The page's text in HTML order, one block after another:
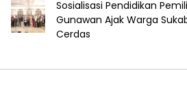
Sosialisasi Pendidikan
Gunawan Ajak Warga
Cerdas